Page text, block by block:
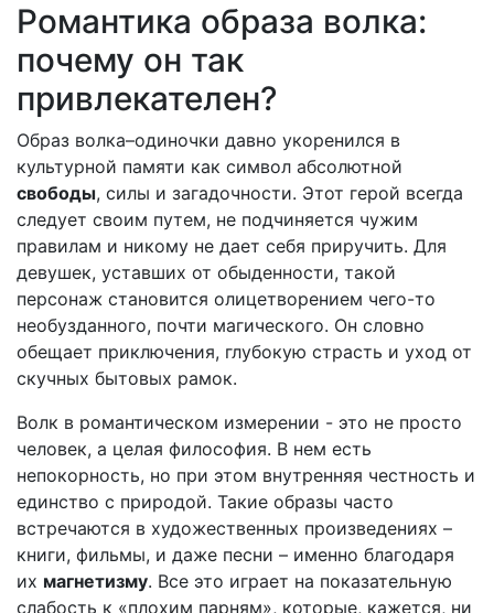
Романтика образа волка:
почему он так
привлекателен?
Образ волка–одиночки давно укоренился в
культурной памяти как символ абсолютной
свободы, силы и загадочности. Этот герой всегда
следует своим путем, не подчиняется чужим
правилам и никому не дает себя приручить. Для
девушек, уставших от обыденности, такой
персонаж становится олицетворением чего-то
необузданного, почти магического. Он словно
обещает приключения, глубокую страсть и уход от
скучных бытовых рамок.
Волк в романтическом измерении - это не просто
человек, а целая философия. В нем есть
непокорность, но при этом внутренняя честность и
единство с природой. Такие образы часто
встречаются в художественных произведениях –
книги, фильмы, и даже песни – именно благодаря
их магнетизму. Все это играет на показательную
слабость к «плохим парням», которые, кажется, ни